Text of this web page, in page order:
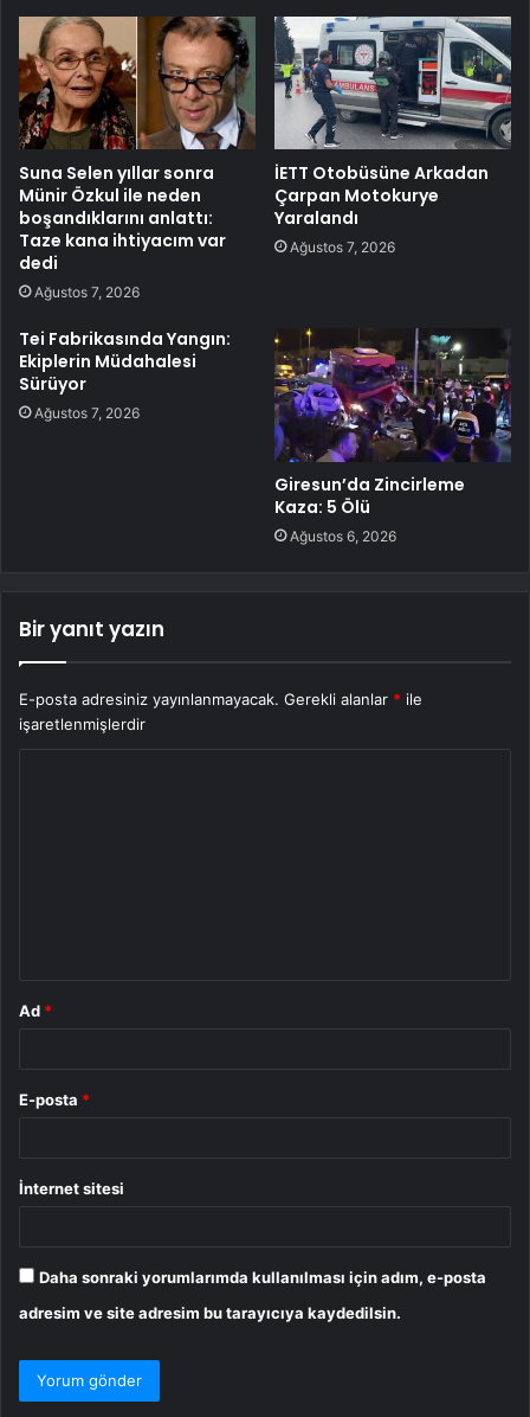
Suna Selen yıllar sonra
Münir Özkul ile neden
boşandıklarını anlattı:
Taze kana ihtiyacım var
dedi
Ağustos 7, 2026
İETT Otobüsüne Arkadan
Çarpan Motokurye
Yaralandı
Ağustos 7, 2026
Tei Fabrikasında Yangın:
Ekiplerin Müdahalesi
Sürüyor
Ağustos 7, 2026
Giresun’da Zincirleme
Kaza: 5 Ölü
Ağustos 6, 2026
Bir yanıt yazın
E-posta adresiniz yayınlanmayacak. Gerekli alanlar * ile
işaretlenmişlerdir
Ad *
E-posta *
İnternet sitesi
Daha sonraki yorumlarımda kullanılması için adım, e-posta
adresim ve site adresim bu tarayıcıya kaydedilsin.